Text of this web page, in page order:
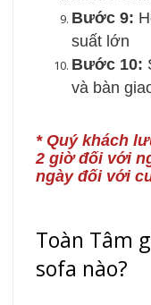
Bước 9:
suất lớn
Bước 10:
và bàn
* Quý khách
2 giờ đối với
ngày đối với
Toàn Tâm
sofa nào?